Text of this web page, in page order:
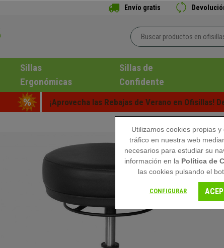
Envío gratis
Sillas
Ergonómicas
Sillas de
Confidente
¡Aprovecha las Rebajas de Verano en Ofisillas!
Utilizamos cookies propias
tráfico en nuestra web
necesarios para estudiar su
información en la Política de
las cookies pulsando el
CONFIGURAR